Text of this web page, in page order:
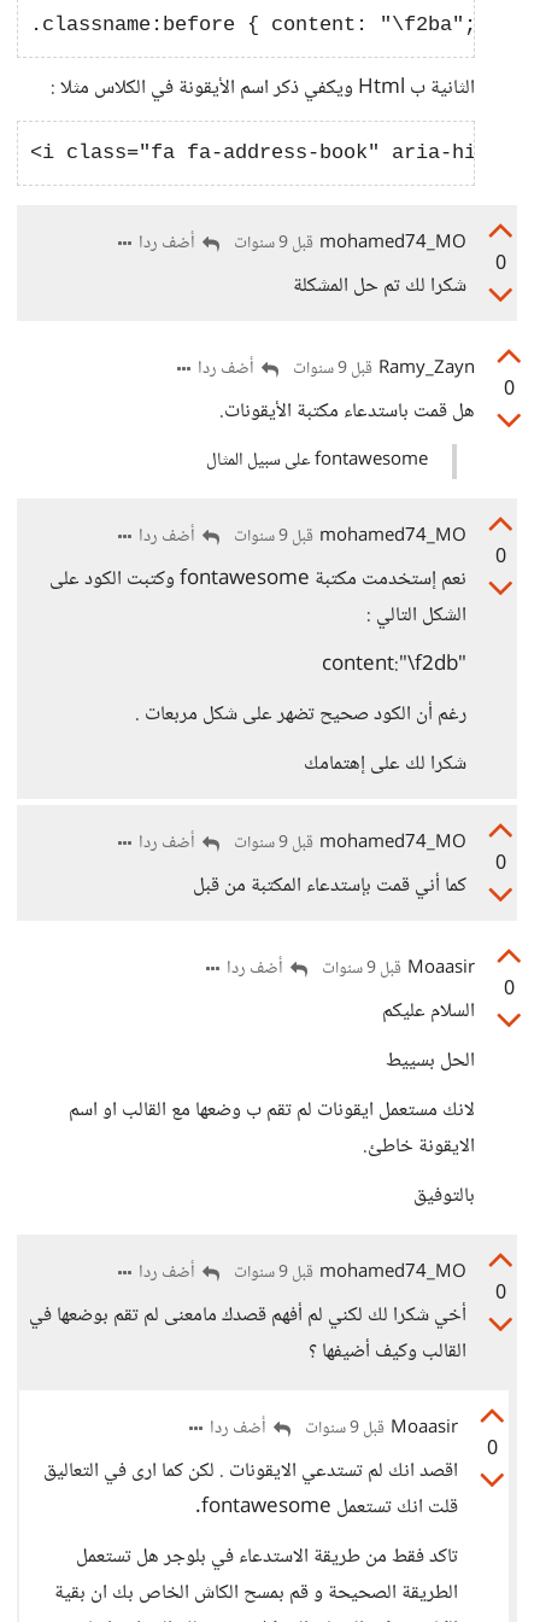
الثانية ب Html ويكفي ذكر اسم الأيقونة في الكلاس مثلا :
0
mohamed74_MO قبل 9 سنوات أضف ردا
شكرا لك تم حل المشكلة
0
Ramy_Zayn قبل 9 سنوات أضف ردا
هل قمت باستدعاء مكتبة الأيقونات.
fontawesome على سبيل المثال
0
mohamed74_MO قبل 9 سنوات أضف ردا
نعم إستخدمت مكتبة fontawesome وكتبت الكود على
الشكل التالي :
"content:"\f2db
رغم أن الكود صحيح تضهر على شكل مربعات .
شكرا لك على إهتمامك
0
mohamed74_MO قبل 9 سنوات أضف ردا
كما أني قمت بإستدعاء المكتبة من قبل
0
Moaasir قبل 9 سنوات أضف ردا
السلام عليكم
الحل بسييط
لانك مستعمل ايقونات لم تقم ب وضعها مع القالب او اسم
الايقونة خاطئ.
بالتوفيق
0
mohamed74_MO قبل 9 سنوات أضف ردا
أخي شكرا لك لكني لم أفهم قصدك مامعنى لم تقم بوضعها في
القالب وكيف أضيفها ؟
0
Moaasir قبل 9 سنوات أضف ردا
اقصد انك لم تستدعي الايقونات . لكن كما ارى في التعاليق
قلت انك تستعمل fontawesome.
تاكد فقط من طريقة الاستدعاء في بلوجر هل تستعمل
الطريقة الصحيحة و قم بمسح الكاش الخاص بك ان بقية